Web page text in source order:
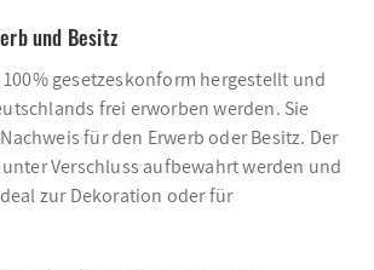
und Besitz
gesetzeskonform hergestellt und
frei erworben werden. Sie
für den Erwerb oder Besitz. Der
Verschluss aufbewahrt werden und
zur Dekoration oder für